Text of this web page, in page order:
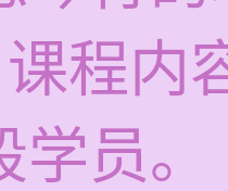
程内
员。